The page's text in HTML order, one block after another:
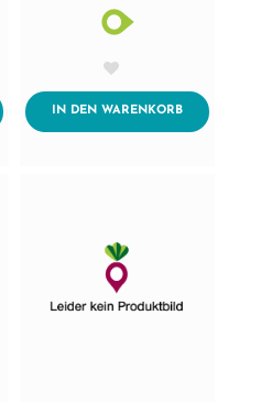
IN DEN WARENKORBADDTOCART